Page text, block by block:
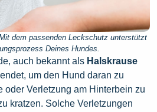
dem passenden Leckschutz unterstützt
Deines Hundes.
auch bekannt als Halskrause
um den Hund daran zu
oder Verletzung am Hinterbein zu
kratzen. Solche Verletzungen